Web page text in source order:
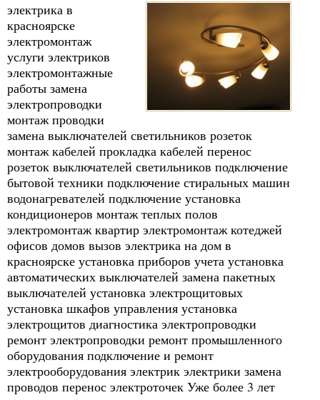
электрика в
красноярске
электромонтаж
услуги электриков
электромонтажные
работы замена
электропроводки
монтаж проводки
замена выключателей светильников розеток
монтаж кабелей прокладка кабелей перенос
розеток выключателей светильников подключение
бытовой техники подключение стиральных машин
водонагревателей подключение установка
кондиционеров монтаж теплых полов
электромонтаж квартир электромонтаж котеджей
офисов домов вызов электрика на дом в
красноярске установка приборов учета установка
автоматических выключателей замена пакетных
выключателей установка электрощитовых
установка шкафов управления установка
электрощитов диагностика электропроводки
ремонт электропроводки ремонт промышленного
оборудования подключение и ремонт
электрооборудования электрик электрики замена
проводов перенос электроточек Уже более 3 лет